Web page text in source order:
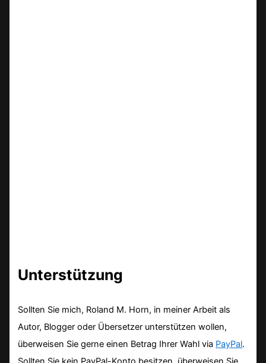
Unterstützung
Sollten Sie mich, Roland M. Horn, in meiner Arbeit als
Autor, Blogger oder Übersetzer unterstützen wollen,
überweisen Sie gerne einen Betrag Ihrer Wahl via PayPal.